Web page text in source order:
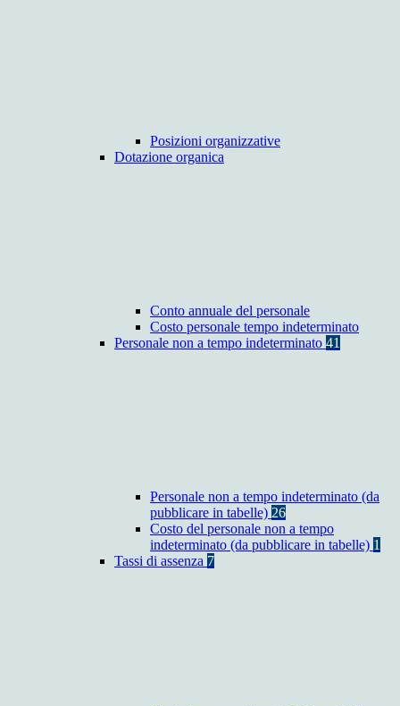
Posizioni organizzative
Dotazione organica
Conto annuale del personale
Costo personale tempo indeterminato
Personale non a tempo indeterminato 41
Personale non a tempo indeterminato (da
pubblicare in tabelle) 26
Costo del personale non a tempo
indeterminato (da pubblicare in tabelle) 1
Tassi di assenza 7